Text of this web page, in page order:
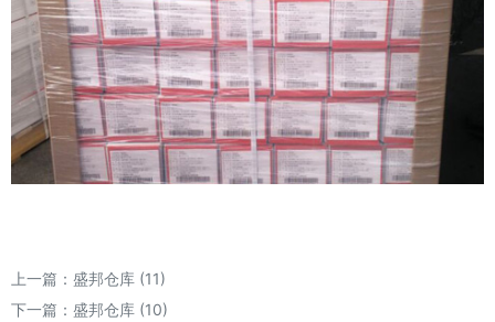
上一篇： 盛邦仓库 (11)
下一篇： 盛邦仓库 (10)